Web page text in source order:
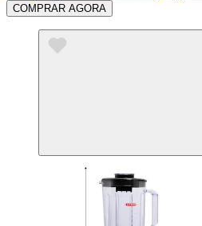
COMPRAR AGORA